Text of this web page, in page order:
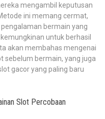
mengambil keputusan
ini memang cermat,
bermain yang
untuk berhasil
akan membahas mengenai
sebelum bermain, yang juga
gacor yang paling baru
Slot Percobaan